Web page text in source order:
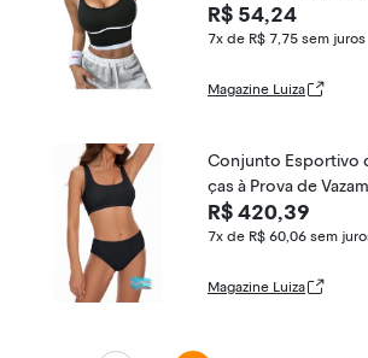
R$ 54,24
7x de R$ 7,75 sem juros
Magazine Luiza
Conjunto Esportivo
ças à Prova de
R$ 420,39
7x de R$ 60,06 sem
Magazine Luiza